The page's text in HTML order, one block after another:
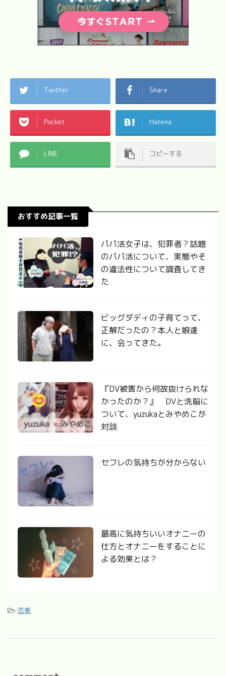
Twitter Share
Pocket Hatena
LINE コピーする
おすすめ記事一覧
パパ活女子は、犯罪者？話題
のパパ活について、実態やそ
の違法性について調査してき
た
ビッグダディの子育てって、
正解だったの？本人と娘達
に、会ってきた。
『DV被害から何故抜けられな
かったのか？』 DVと洗脳に
ついて、yuzukaとみやめこが
対談
セフレの気持ちが分からない
最高に気持ちいいオナニーの
仕方とオナニーをすることに
よる効果とは？
-恋愛